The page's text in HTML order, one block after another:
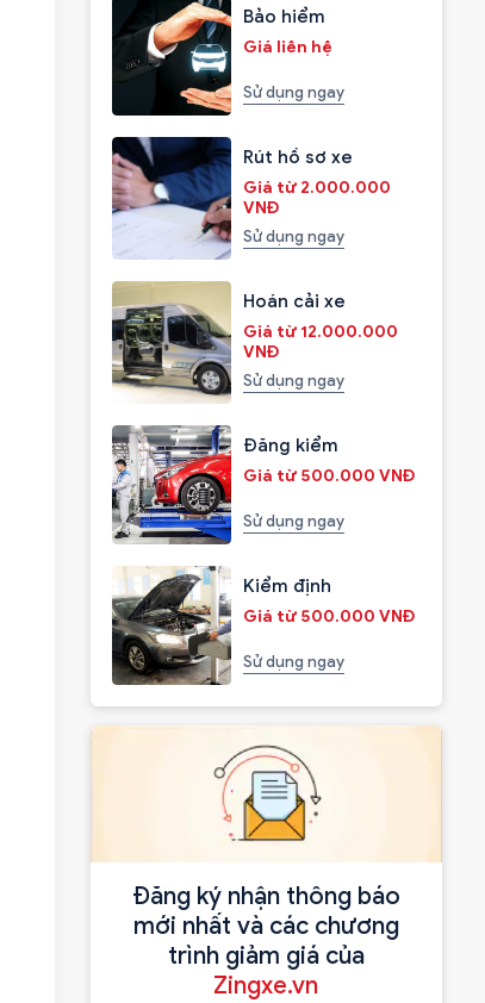
Bảo hiểm
Giá liên hệ
Sử dụng ngay
Rút hồ sơ xe
Giá từ 2.000.000
VNĐ
Sử dụng ngay
Hoán cải xe
Giá từ 12.000.000
VNĐ
Sử dụng ngay
Đăng kiểm
Giá từ 500.000 VNĐ
Sử dụng ngay
Kiểm định
Giá từ 500.000 VNĐ
Sử dụng ngay
Đăng ký nhận thông báo
mới nhất và các chương
trình giảm giá của
Zingxe.vn